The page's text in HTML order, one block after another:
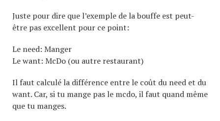
Juste pour dire que l’exemple de la bouffe est peut-
être pas excellent pour ce point:
Le need: Manger
Le want: McDo (ou autre restaurant)
Il faut calculé la différence entre le coût du need et du
want. Car, si tu mange pas le mcdo, il faut quand même
que tu manges.